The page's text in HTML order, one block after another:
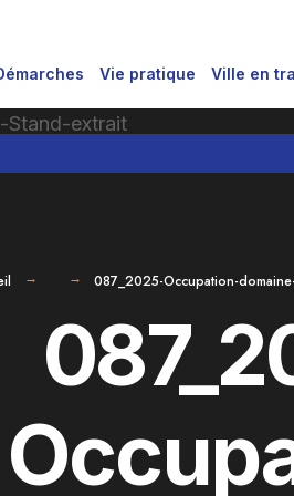
Vie pratique Ville en
087_2025-Occupation-